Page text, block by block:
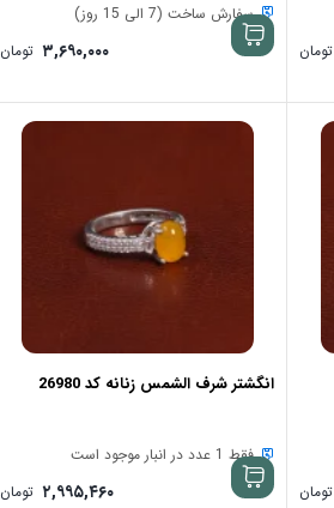
تومان
سفارش ساخت (7 الی 15 روز)
۳,۶۹۰,۰۰۰ تومان
تومان
انگشتر شرف الشمس زنانه کد 26980
فقط 1 عدد در انبار موجود است
۲,۹۹۵,۴۶۰ تومان